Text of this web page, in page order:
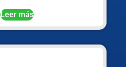
Leer más